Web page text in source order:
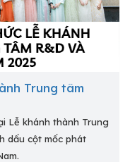
Trung tâm
Lễ khánh thành Trung
dấu cột mốc phát